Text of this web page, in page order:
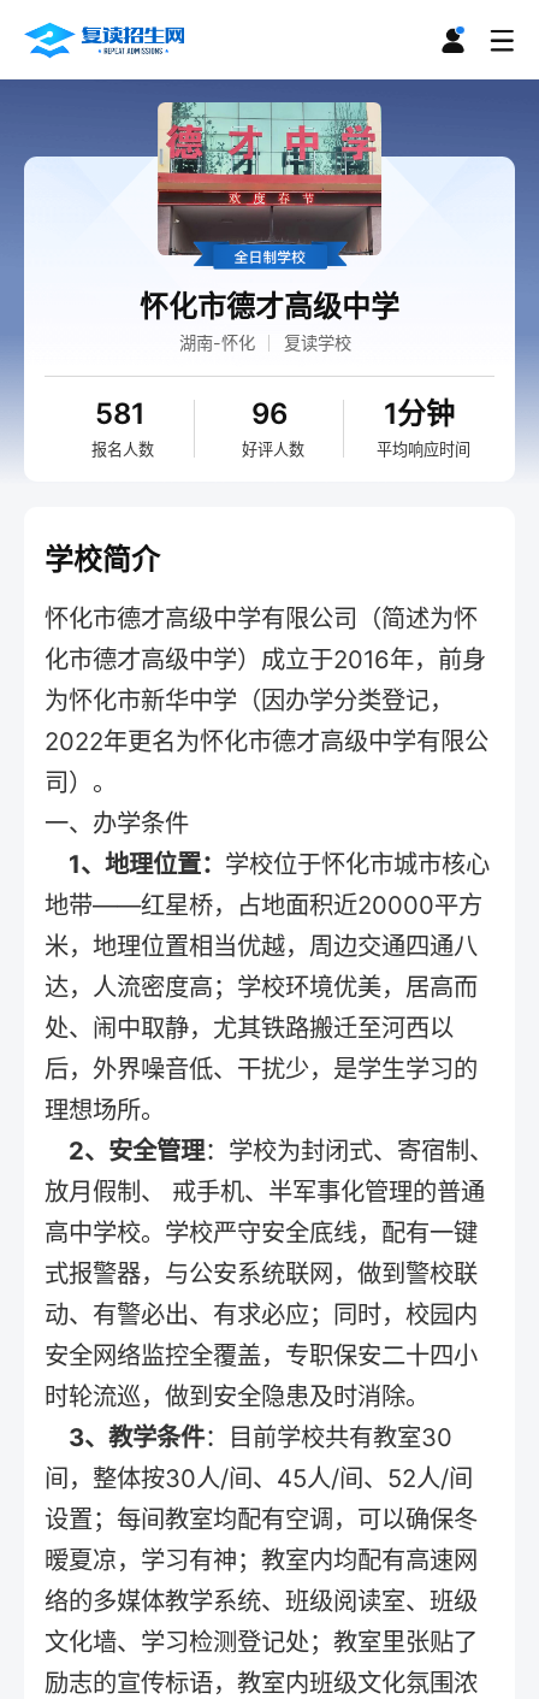
怀化市德才高级中学
湖南-怀化 复读学校
581
报名人数
96
好评人数
1分钟
平均响应时间
学校简介
怀化市德才高级中学有限公司（简述为怀
化市德才高级中学）成立于2016年，前身
为怀化市新华中学（因办学分类登记，
2022年更名为怀化市德才高级中学有限公
司）。
一、办学条件
1、地理位置： 学校位于怀化市城市核心
地带——红星桥，占地面积近20000平方
米，地理位置相当优越，周边交通四通八
达，人流密度高；学校环境优美，居高而
处、闹中取静，尤其铁路搬迁至河西以
后，外界噪音低、干扰少，是学生学习的
理想场所。
2、安全管理：学校为封闭式、寄宿制、
放月假制、 戒手机、半军事化管理的普通
高中学校。学校严守安全底线，配有一键
式报警器，与公安系统联网，做到警校联
动、有警必出、有求必应；同时，校园内
安全网络监控全覆盖，专职保安二十四小
时轮流巡，做到安全隐患及时消除。
3、教学条件：目前学校共有教室30
间，整体按30人/间、45人/间、52人/间
设置；每间教室均配有空调，可以确保冬
暧夏凉，学习有神；教室内均配有高速网
络的多媒体教学系统、班级阅读室、班级
文化墙、学习检测登记处；教室里张贴了
励志的宣传标语，教室内班级文化氛围浓